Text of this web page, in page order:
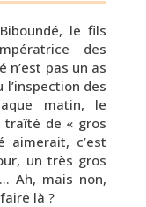
le fils
des
n’est pas un as
des
matin, le
traîté de « gros
aimerait, c’est
un très gros
Ah, mais non,
là ?